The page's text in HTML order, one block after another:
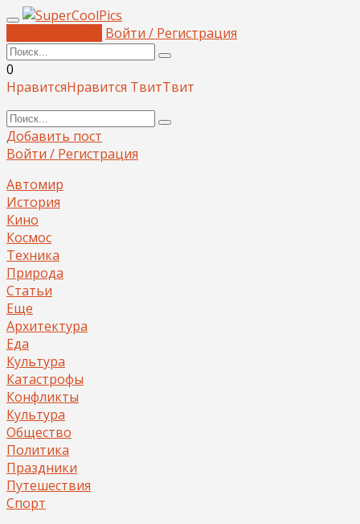
Войти / Регистрация
0
НравитсяНравится ТвитТвит
Добавить пост
Войти / Регистрация
Автомир
История
Кино
Космос
Техника
Природа
Статьи
Еще
Архитектура
Еда
Культура
Катастрофы
Конфликты
Культура
Общество
Политика
Праздники
Путешествия
Спорт